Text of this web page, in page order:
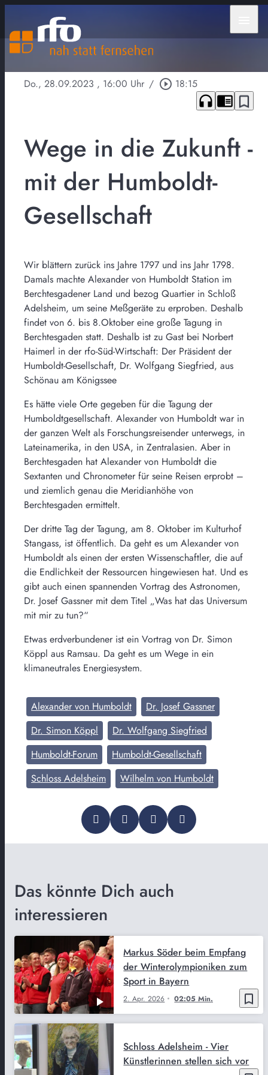
Do., 28.09.2023 , 16:00 Uhr / play_circle_outline 18:15
headphones chrome_reader_mode bookmark_border
Wege in die Zukunft -
mit der Humboldt-
Gesellschaft
Wir blättern zurück ins Jahre 1797 und ins Jahr 1798.
Damals machte Alexander von Humboldt Station im
Berchtesgadener Land und bezog Quartier in Schloß
Adelsheim, um seine Meßgeräte zu erproben. Deshalb
findet von 6. bis 8.Oktober eine große Tagung in
Berchtesgaden statt. Deshalb ist zu Gast bei Norbert
Haimerl in der rfo-Süd-Wirtschaft: Der Präsident der
Humboldt-Gesellschaft, Dr. Wolfgang Siegfried, aus
Schönau am Königssee
Es hätte viele Orte gegeben für die Tagung der
Humboldtgesellschaft. Alexander von Humboldt war in
der ganzen Welt als Forschungsreisender unterwegs, in
Lateinamerika, in den USA, in Zentralasien. Aber in
Berchtesgaden hat Alexander von Humboldt die
Sextanten und Chronometer für seine Reisen erprobt –
und ziemlich genau die Meridianhöhe von
Berchtesgaden ermittelt.
Der dritte Tag der Tagung, am 8. Oktober im Kulturhof
Stangass, ist öffentlich. Da geht es um Alexander von
Humboldt als einen der ersten Wissenschaftler, die auf
die Endlichkeit der Ressourcen hingewiesen hat. Und es
gibt auch einen spannenden Vortrag des Astronomen,
Dr. Josef Gassner mit dem Titel „Was hat das Universum
mit mir zu tun?“
Etwas erdverbundener ist ein Vortrag von Dr. Simon
Köppl aus Ramsau. Da geht es um Wege in ein
klimaneutrales Energiesystem.
Alexander von Humboldt
Dr. Josef Gassner
Dr. Simon Köppl
Dr. Wolfgang Siegfried
Humboldt-Forum
Humboldt-Gesellschaft
Schloss Adelsheim
Wilhelm von Humboldt
Das könnte Dich auch
interessieren
bookmark_border
2. Apr. 2026 02:05 Min.
Markus Söder beim Empfang
der Winterolympioniken zum
Sport in Bayern
Schloss Adelsheim - Vier
Künstlerinnen stellen sich vor